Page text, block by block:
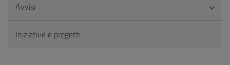
Avvisi
Iniziative e progetti